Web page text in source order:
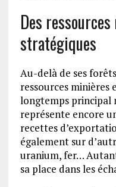
Des
stratégiques
Au-delà de ses
ressources minières
longtemps principal
représente encore
recettes
également sur
uranium, fer…
sa place dans les